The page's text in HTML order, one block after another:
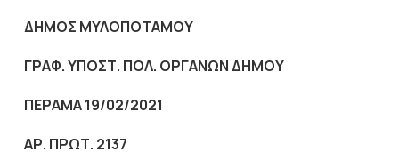
ΔΗΜΟΣ ΜΥΛΟΠΟΤΑΜΟΥ
ΓΡΑΦ. ΥΠΟΣΤ. ΠΟΛ. ΟΡΓΑΝΩΝ ΔΗΜΟΥ
ΠΕΡΑΜΑ 19/02/2021
ΑΡ. ΠΡΩΤ. 2137